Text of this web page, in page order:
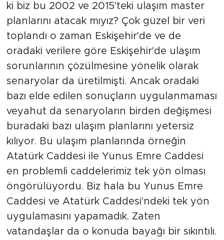
ki biz bu 2002 ve 2015'teki ulaşım master
planlarını atacak mıyız? Çok güzel bir veri
toplandı o zaman Eskişehir'de ve de
oradaki verilere göre Eskişehir'de ulaşım
sorunlarının çözülmesine yönelik olarak
senaryolar da üretilmişti. Ancak oradaki
bazı elde edilen sonuçların uygulanmaması
veyahut da senaryoların birden değişmesi
buradaki bazı ulaşım planlarını yetersiz
kılıyor. Bu ulaşım planlarında örneğin
Atatürk Caddesi ile Yunus Emre Caddesi
en problemli caddelerimiz tek yön olması
öngörülüyordu. Biz hala bu Yunus Emre
Caddesi ve Atatürk Caddesi'ndeki tek yön
uygulamasını yapamadık. Zaten
vatandaşlar da o konuda bayağı bir sıkıntılı.